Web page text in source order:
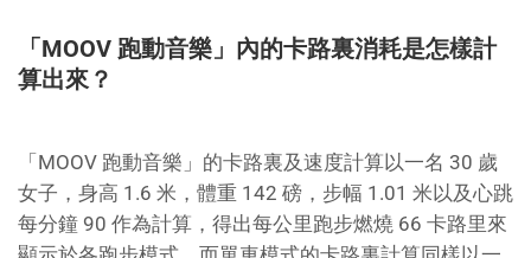
「MOOV 跑動音樂」內的卡路裏消耗是怎樣計
算出來？
「MOOV 跑動音樂」的卡路裏及速度計算以一名 30 歲
女子，身高 1.6 米，體重 142 磅，步幅 1.01 米以及心跳
每分鐘 90 作為計算，得出每公里跑步燃燒 66 卡路里來